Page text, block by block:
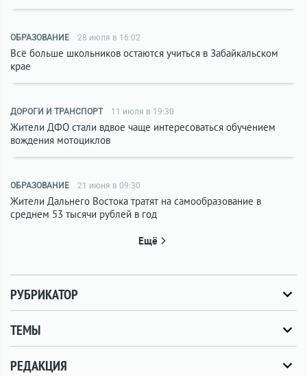
ОБРАЗОВАНИЕ 28 июля в 16:02
Всё больше школьников остаются учиться в Забайкальском
крае
ДОРОГИ И ТРАНСПОРТ 11 июля в 19:30
Жители ДФО стали вдвое чаще интересоваться обучением
вождения мотоциклов
ОБРАЗОВАНИЕ 21 июня в 09:30
Жители Дальнего Востока тратят на самообразование в
среднем 53 тысячи рублей в год
Ещё
РУБРИКАТОР
ТЕМЫ
РЕДАКЦИЯ